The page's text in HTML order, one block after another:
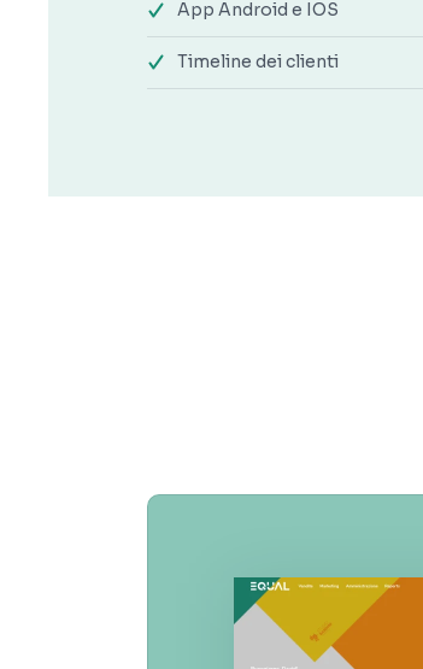
App Android e IOS
Timeline dei clienti